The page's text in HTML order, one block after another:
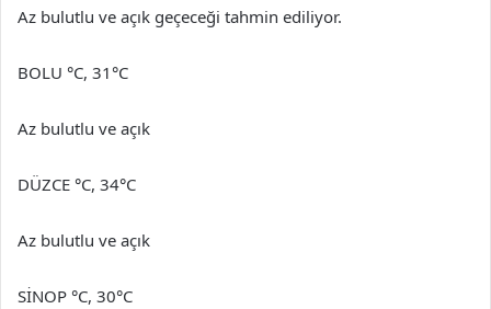
Az bulutlu ve açık geçeceği tahmin ediliyor.
BOLU °C, 31°C
Az bulutlu ve açık
DÜZCE °C, 34°C
Az bulutlu ve açık
SİNOP °C, 30°C